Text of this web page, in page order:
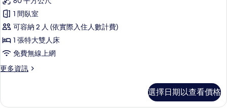
Suite
的
所
有
相
片
1 間臥室
可容納 2 人 (依實際入住人數計費)
1 張特大雙人床
免費無線上網
更多資訊
更
的
選擇日期以查看價格